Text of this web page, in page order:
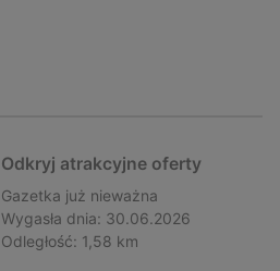
Odkryj atrakcyjne oferty
Gazetka już nieważna
Wygasła dnia: 30.06.2026
Odległość: 1,58 km